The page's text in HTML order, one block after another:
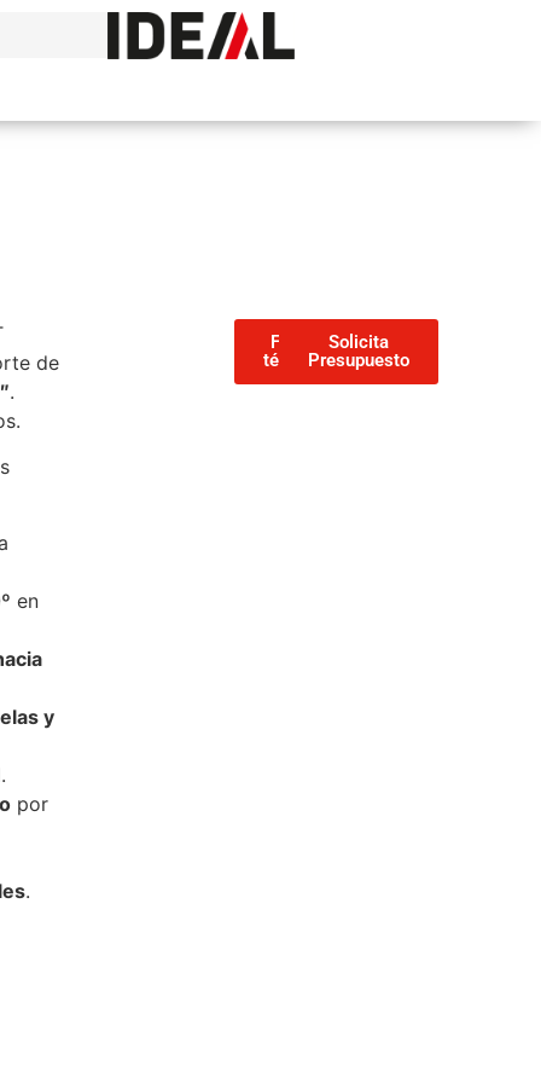
de
.
en
y
por
.
Ficha
técnica
Solicita
Presupuesto